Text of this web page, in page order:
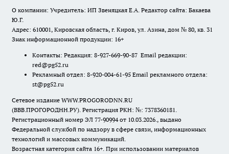
О компании: Учредитель: ИП Звеняцкая Е.А. Редактор сайта: Бакаева
Ю.Г.
Адрес: 610001, Кировская область, г. Киров, ул. Азина, дом № 80, кв. 31
Знак информационной продукции: 16+
Контакты: Редакция: 8-927-669-90-87 Email редакции:
red@pg52.ru
Рекламный отдел: 8-920-004-61-95 Email рекламного отдела:
st@pg52.ru
Сетевое издание WWW.PROGORODNN.RU
(ВВВ.ПРОГОРОДНН.РУ). Регистрация РКН: №: 7378360181.
Регистрационный номер ЭЛ 77-90994 от 10.03.2026., выдано
Федеральной службой по надзору в сфере связи, информационных
технологий и массовых коммуникаций.
Возрастная категория сайта 16+. При использовании материалов